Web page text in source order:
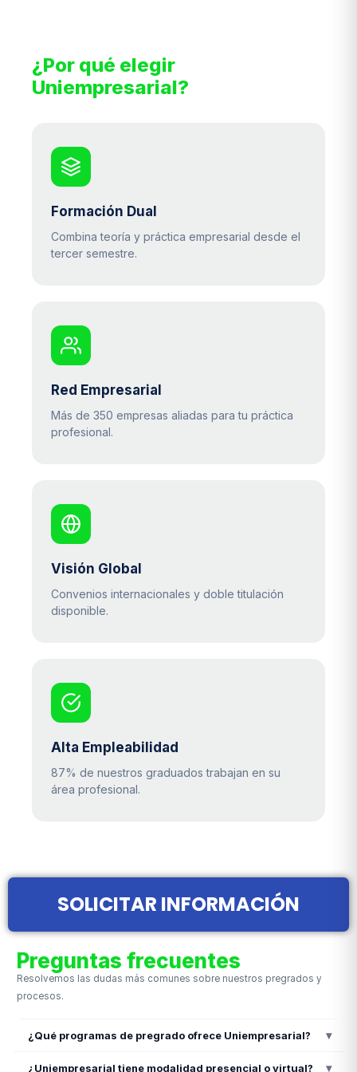
¿Por qué elegir
Uniempresarial?
Formación Dual
Combina teoría y práctica empresarial desde el
tercer semestre.
Red Empresarial
Más de 350 empresas aliadas para tu práctica
profesional.
Visión Global
Convenios internacionales y doble titulación
disponible.
Alta Empleabilidad
87% de nuestros graduados trabajan en su
área profesional.
SOLICITAR INFORMACIÓN
Preguntas frecuentes
Resolvemos las dudas más comunes sobre nuestros pregrados y
procesos.
¿Qué programas de pregrado ofrece Uniempresarial? ▾
Uniempresarial ofrece programas como Administración de
¿Uniempresarial tiene modalidad presencial o virtual? ▾